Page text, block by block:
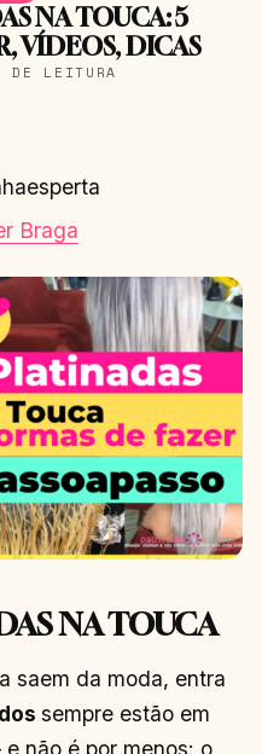
NA TOUCA: 5
VÍDEOS, DICAS
DE LEITURA
Braga
NA TOUCA
saem da moda, entra
sempre estão em
não é por menos: o